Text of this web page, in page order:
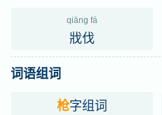
qiāng fá
戕伐
词语组词
枪字组词